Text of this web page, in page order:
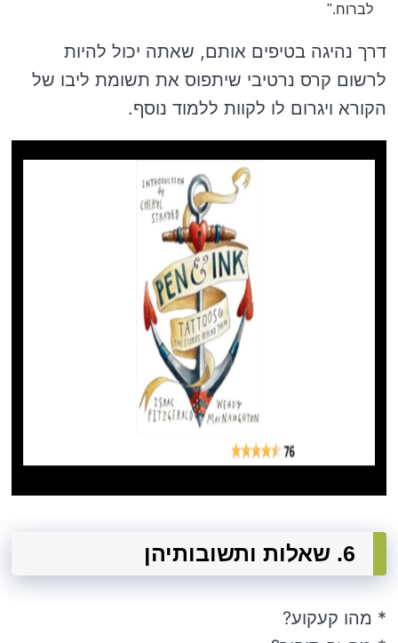
לברוח."
דרך נהיגה בטיפים אותם, שאתה יכול להיות
לרשום קרס נרטיבי שיתפוס את תשומת ליבו של
הקורא ויגרום לו לקוות ללמוד נוסף.
6. שאלות ותשובותיהן
* מהו קעקוע?